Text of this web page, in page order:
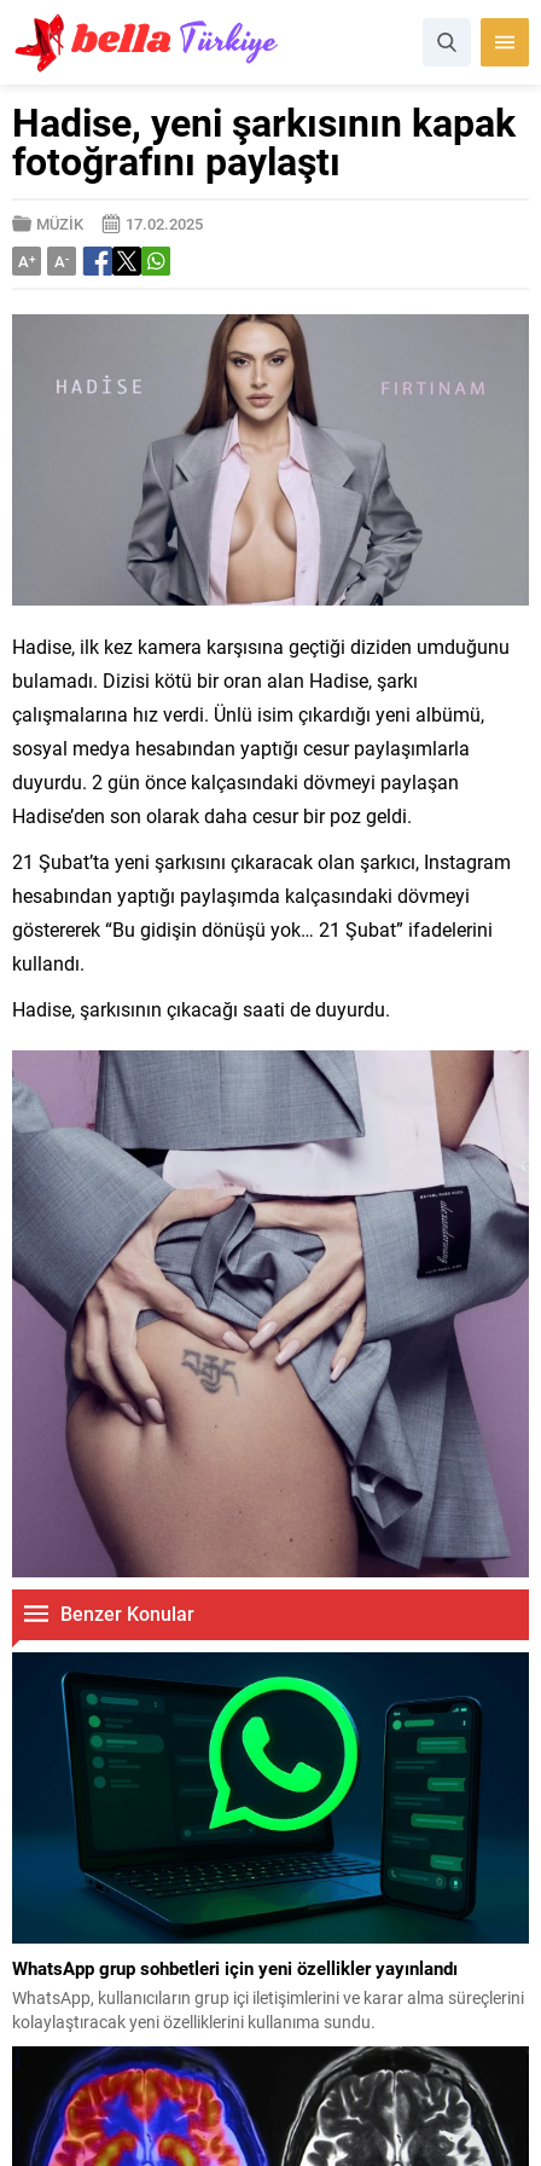
Hadise, yeni şarkısının kapak
fotoğrafını paylaştı
MÜZİK
17.02.2025
A+ A-
Hadise, ilk kez kamera karşısına geçtiği diziden umduğunu
bulamadı. Dizisi kötü bir oran alan Hadise, şarkı
çalışmalarına hız verdi. Ünlü isim çıkardığı yeni albümü,
sosyal medya hesabından yaptığı cesur paylaşımlarla
duyurdu. 2 gün önce kalçasındaki dövmeyi paylaşan
Hadise’den son olarak daha cesur bir poz geldi.
21 Şubat’ta yeni şarkısını çıkaracak olan şarkıcı, Instagram
hesabından yaptığı paylaşımda kalçasındaki dövmeyi
göstererek “Bu gidişin dönüşü yok… 21 Şubat” ifadelerini
kullandı.
Hadise, şarkısının çıkacağı saati de duyurdu.
Benzer Konular
WhatsApp grup sohbetleri için yeni özellikler yayınlandı
WhatsApp, kullanıcıların grup içi iletişimlerini ve karar alma süreçlerini
kolaylaştıracak yeni özelliklerini kullanıma sundu.